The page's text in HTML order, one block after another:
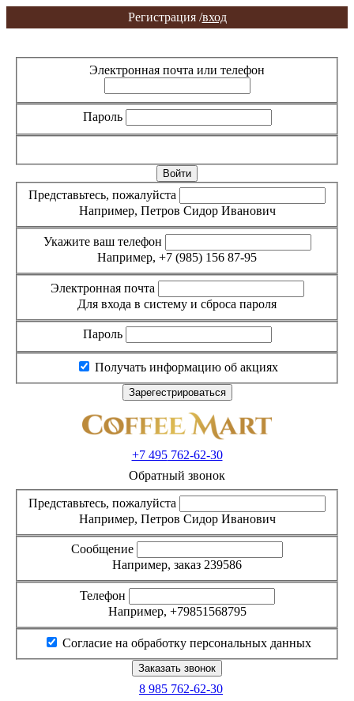
Регистрация /вход
Электронная почта или телефон
Пароль
Представьтесь, пожалуйста
Например, Петров Сидор Иванович
Укажите ваш телефон
Например, +7 (985) 156 87-95
Электронная почта
Для входа в систему и сброса пароля
Пароль
Получать информацию об акциях
+7 495762-62-30
Обратный звонок
Представьтесь, пожалуйста
Например, Петров Сидор Иванович
Сообщение
Например, заказ 239586
Телефон
Например, +79851568795
Согласие на обработку персональных данных
8 985 762-62-30